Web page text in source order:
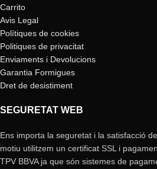
Carrito
Avis Legal
Polítiques de cookies
Politiques de privacitat
Enviaments i Devolucions
Garantia Formigues
Dret de desistiment
SEGURETAT WEB
Ens importa la seguretat i la satisfacció
motiu utilitzem un certificat SSL i
TPV BBVA ja que són sistemes de